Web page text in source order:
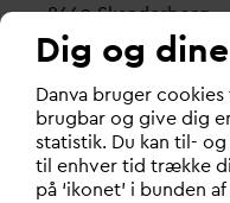
8660 Skanderborg
København
Vester
1606 København V
Tlf.: 70 21 00 55
Dig og
Danva bruger
brugbar og give dig
statistik. Du kan til-
til enhver tid trække
på ‘ikonet’ i bunden